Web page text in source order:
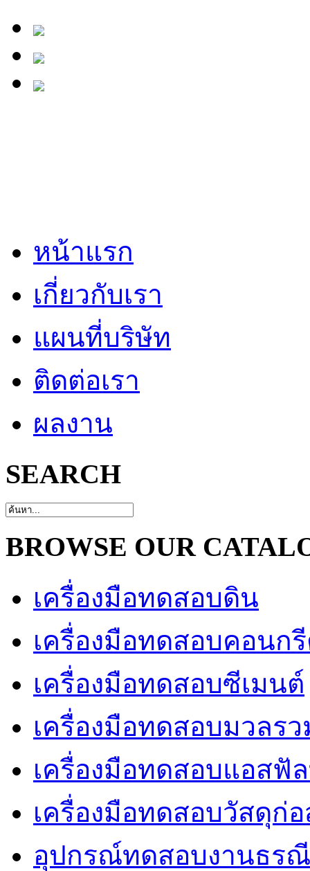
หน้าแรก
เกี่ยวกับเรา
แผนที่บริษัท
ติดต่อเรา
ผลงาน
SEARCH
BROWSE OUR
เครื่องมือทดสอบดิน
เครื่องมือทดสอบคอนก
เครื่องมือทดสอบซีเมนต์
เครื่องมือทดสอบมวลร
เครื่องมือทดสอบแอสฟั
เครื่องมือทดสอบวัสดุก่อ
อุปกรณ์ทดสอบงานธรณี